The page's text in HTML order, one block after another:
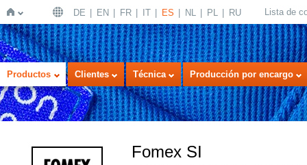
Inicio
DE EN FR IT ES NL PL RU Lista de
Productos Clientes Técnica Producción por encargo
Fomex SI